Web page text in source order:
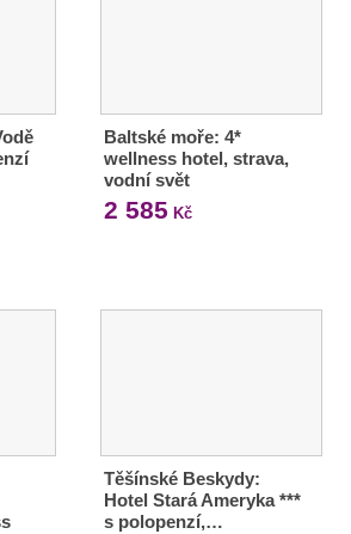
Baltské moře: 4*
wellness hotel, strava,
vodní svět
2 585 Kč
Těšínské Beskydy:
Hotel Stará Ameryka ***
s polopenzí,…